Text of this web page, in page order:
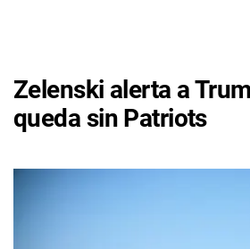
Zelenski alerta a
queda sin Patriots